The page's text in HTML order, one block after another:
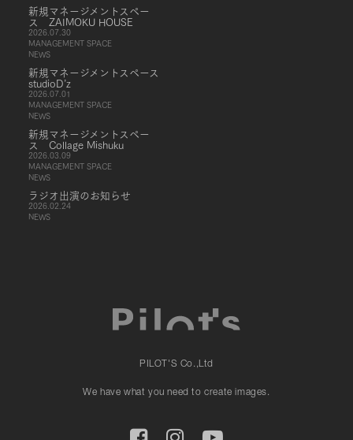
新規マネージメントスペー
ス ZAIMOKU HOUSE
2026.07.30
MANAGEMENT SPACE
NEWS
新規マネージメントスペース
studioD’z
2026.07.01
MANAGEMENT SPACE
NEWS
新規マネージメントスペー
ス Collage Mishuku
2026.03.09
MANAGEMENT SPACE
NEWS
ラジオ出演のお知らせ
2026.02.24
NEWS
PILOT'S Co.,Ltd
We have what you need to create images.